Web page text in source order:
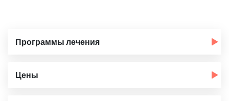
Программы лечения
Цены